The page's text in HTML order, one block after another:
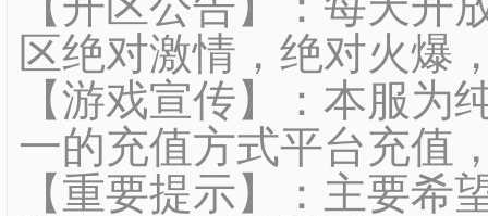
区绝对激情，绝对火爆
【游戏宣传】：本服
一的充值方式平台充值
【重要提示】：主要